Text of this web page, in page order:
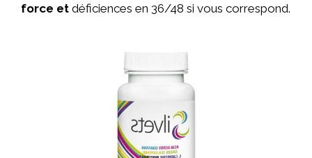
force et déficiences en 36/48 si vous correspond.